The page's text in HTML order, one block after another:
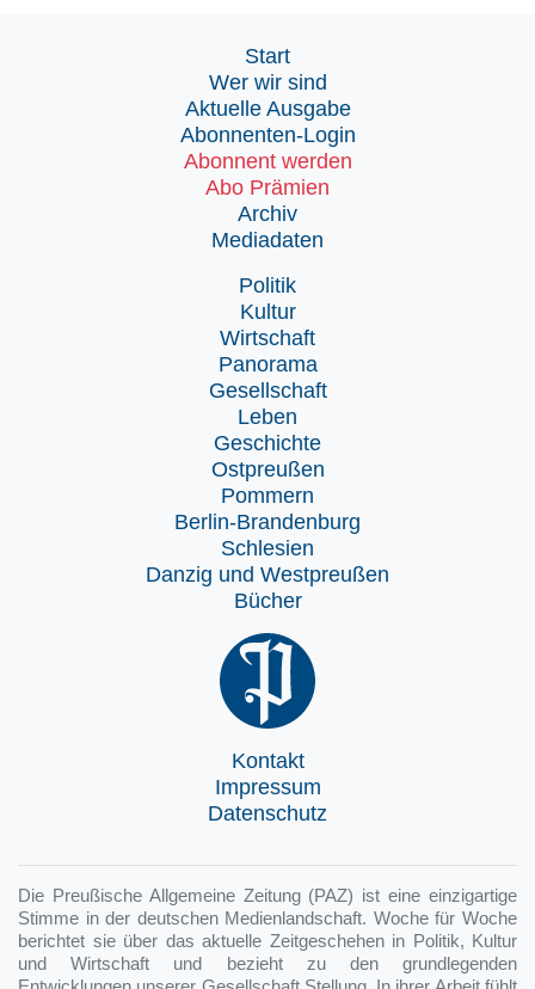
Start
Wer wir sind
Aktuelle Ausgabe
Abonnenten-Login
Abonnent werden
Abo Prämien
Archiv
Mediadaten
Politik
Kultur
Wirtschaft
Panorama
Gesellschaft
Leben
Geschichte
Ostpreußen
Pommern
Berlin-Brandenburg
Schlesien
Danzig und Westpreußen
Bücher
Kontakt
Impressum
Datenschutz
Die Preußische Allgemeine Zeitung (PAZ) ist eine einzigartige
Stimme in der deutschen Medienlandschaft. Woche für Woche
berichtet sie über das aktuelle Zeitgeschehen in Politik, Kultur
und Wirtschaft und bezieht zu den grundlegenden